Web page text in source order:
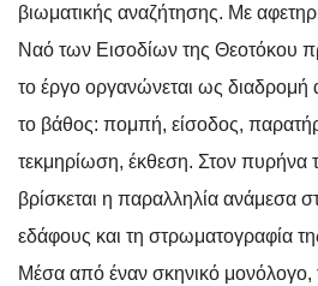
βιωματικής αναζήτησης. Με
Ναό των Εισοδίων της Θεοτόκου
το έργο οργανώνεται ως διαδρομή
το βάθος: πομπή, είσοδος,
τεκμηρίωση, έκθεση. Στον πυρήνα
βρίσκεται η παραλληλία ανάμεσα
εδάφους και τη στρωματογραφία
Μέσα από έναν σκηνικό μονόλογο,